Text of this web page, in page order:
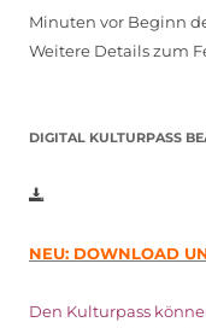
Minuten vor Beginn
Weitere Details zum
DIGITAL KULTURPASS
NEU: DOWNLOAD
Den Kulturpass